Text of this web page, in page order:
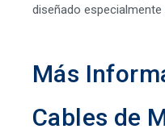
diseñado especialmente
Más
Cables de